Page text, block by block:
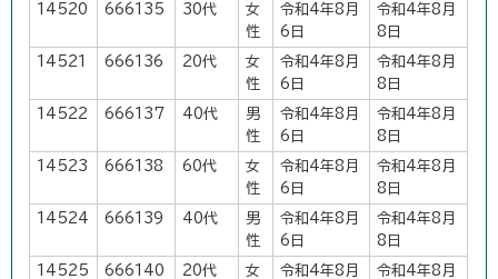
14520 666135 30代
女
性
令和4年8月
6日
令和4年8月
8日
14521 666136 20代
女
性
令和4年8月
6日
令和4年8月
8日
14522 666137 40代
男
性
令和4年8月
6日
令和4年8月
8日
14523 666138 60代
女
性
令和4年8月
6日
令和4年8月
8日
14524 666139 40代
男
性
令和4年8月
6日
令和4年8月
8日
14525 666140 20代
女
令和4年8月
令和4年8月